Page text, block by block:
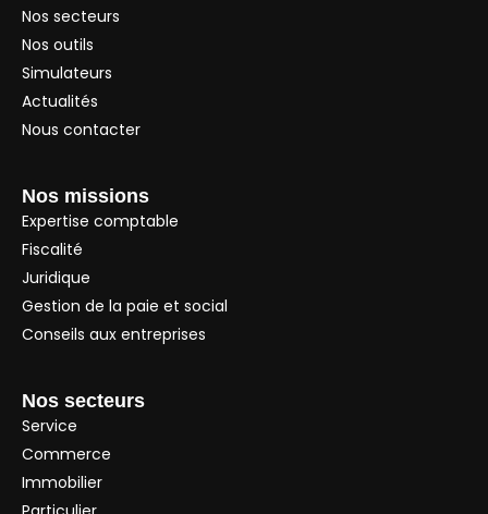
Nos secteurs
Nos outils
Simulateurs
Actualités
Nous contacter
Nos missions
Expertise comptable
Fiscalité
Juridique
Gestion de la paie et social
Conseils aux entreprises
Nos secteurs
Service
Commerce
Immobilier